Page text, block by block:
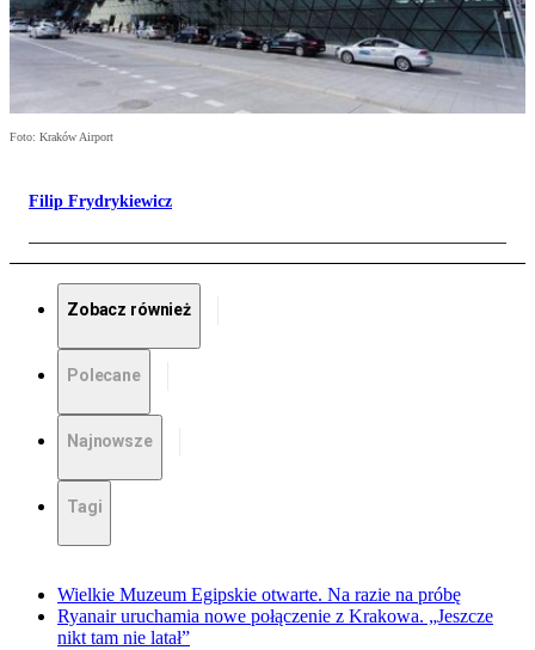
Foto: Kraków Airport
Filip Frydrykiewicz
Zobacz również
Polecane
Najnowsze
Tagi
Wielkie Muzeum Egipskie otwarte. Na razie na próbę
Ryanair uruchamia nowe połączenie z Krakowa. „Jeszcze
nikt tam nie latał”